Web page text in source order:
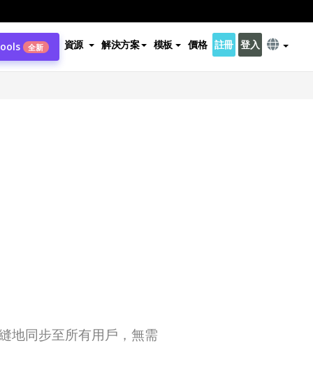
全新 資源 解決方案 模板 價格 註冊 登入
地同步至所有用戶，無需